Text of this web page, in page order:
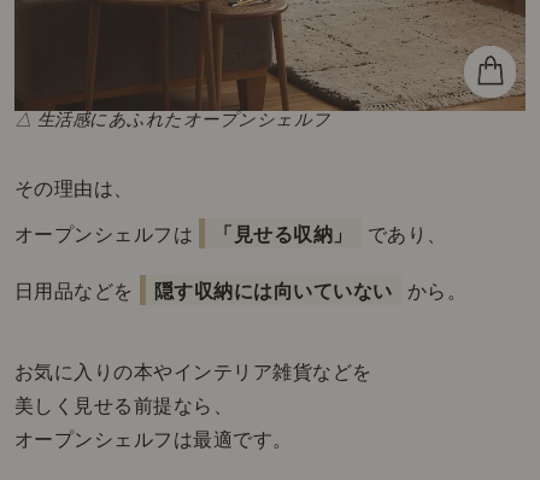
△ 生活感にあふれたオープンシェルフ
その理由は、
オープンシェルフは 「見せる収納」 であり、
日用品などを 隠す収納には向いていない から。
お気に入りの本やインテリア雑貨などを
美しく見せる前提なら、
オープンシェルフは最適です。